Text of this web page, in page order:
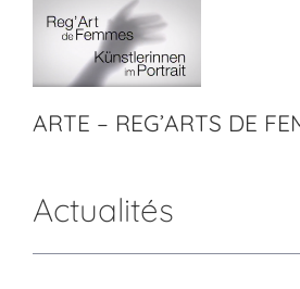
Saint André Perrin
ARTE – REG’ARTS DE
Actualités